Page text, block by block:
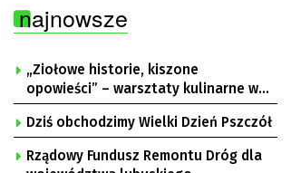
najnowsze
„Ziołowe historie, kiszone
opowieści” – warsztaty kulinarne w
Krępie
Dziś obchodzimy Wielki Dzień Pszczół
Rządowy Fundusz Remontu Dróg dla